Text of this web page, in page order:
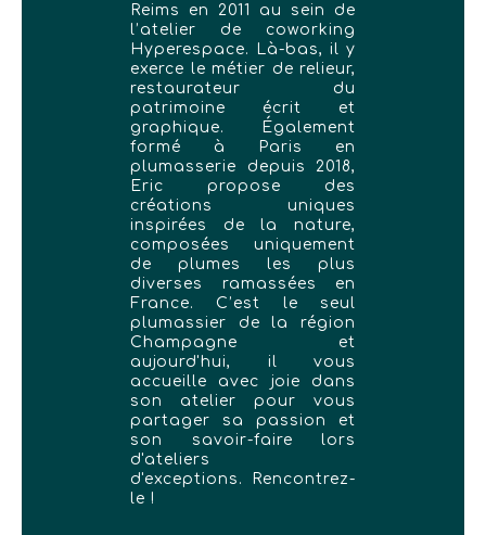
Reims en 2011 au sein de
l’atelier de coworking
Hyperespace. Là-bas, il y
exerce le métier de relieur,
restaurateur du
patrimoine écrit et
graphique. Également
formé à Paris en
plumasserie depuis 2018,
Eric propose des
créations uniques
inspirées de la nature,
composées uniquement
de plumes les plus
diverses ramassées en
France. C’est le seul
plumassier de la région
Champagne et
aujourd'hui, il vous
accueille avec joie dans
son atelier pour vous
partager sa passion et
son savoir-faire lors
d'ateliers
d'exceptions. Rencontrez-
le !